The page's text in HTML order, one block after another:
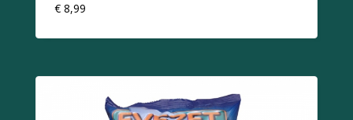
€ 8,99